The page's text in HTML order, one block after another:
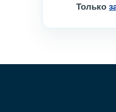
Только